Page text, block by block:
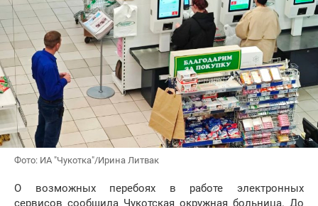
Фото: ИА "Чукотка"/Ирина Литвак
О возможных перебоях в работе электронных